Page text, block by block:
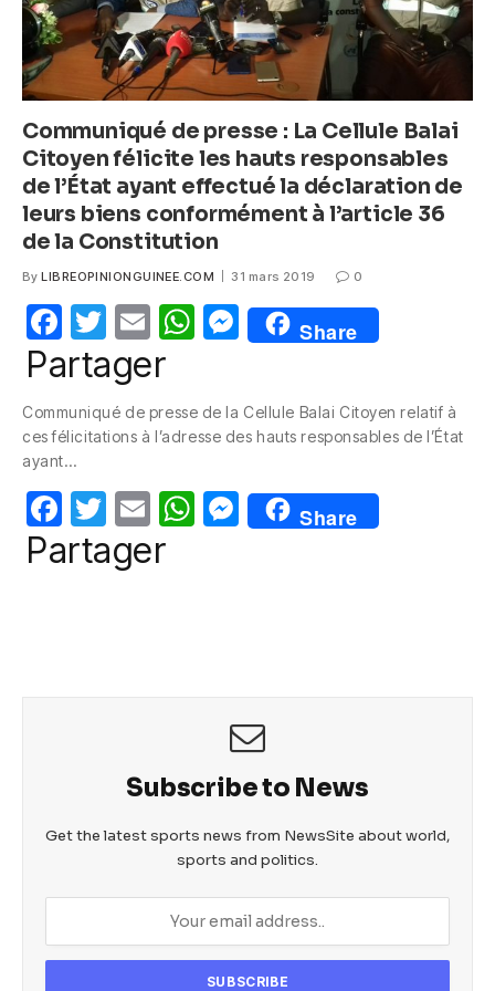
Communiqué de presse : La Cellule Balai
Citoyen félicite les hauts responsables
de l’État ayant effectué la déclaration de
leurs biens conformément à l’article 36
de la Constitution
By LIBREOPINIONGUINEE.COM 31 mars 2019 0
F
a
e
b
o
o
k
T
w
itt
er
E
m
W
s
p
p
M
e
e
g
er
Share
Partager
Communiqué de presse de la Cellule Balai Citoyen relatif à
ces félicitations à l’adresse des hauts responsables de l’État
ayant…
F
a
T
w
itt
E
m
W M
e
er
Share
Partager
Subscribe to News
Get the latest sports news from NewsSite about world,
sports and politics.